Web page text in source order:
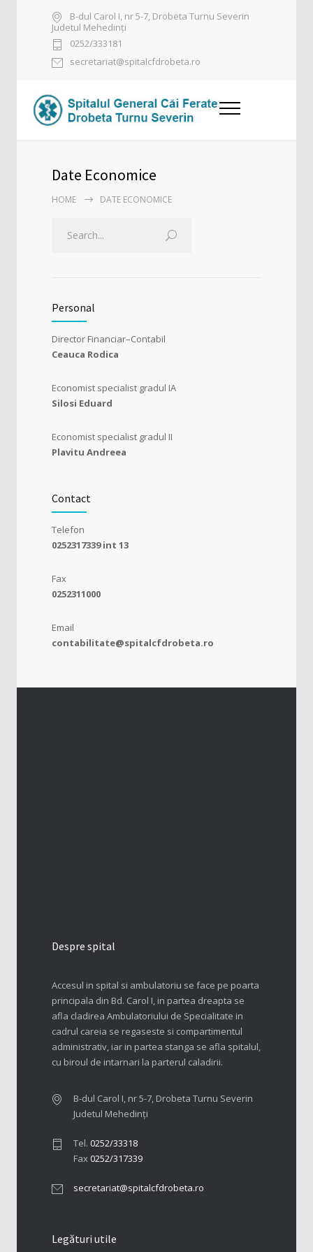
B-dul Carol I, nr 5-7, Drobeta Turnu Severin
Judetul Mehedinți
0252/333181
secretariat@spitalcfdrobeta.ro
Date Economice
HOME DATE ECONOMICE
Personal
Director Financiar–Contabil
Ceauca Rodica
Economist specialist gradul IA
Silosi Eduard
Economist specialist gradul II
Plavitu Andreea
Contact
Telefon
0252317339 int 13
Fax
0252311000
Email
contabilitate@spitalcfdrobeta.ro
Despre spital
Accesul in spital si ambulatoriu se face pe poarta
principala din Bd. Carol I, in partea dreapta se
afla cladirea Ambulatoriului de Specialitate in
cadrul careia se regaseste si compartimentul
administrativ, iar in partea stanga se afla spitalul,
cu biroul de intarnari la parterul caladirii.
B-dul Carol I, nr 5-7, Drobeta Turnu Severin
Judetul Mehedinți
Tel. 0252/33318
Fax0252/317339
secretariat@spitalcfdrobeta.ro
Legături utile